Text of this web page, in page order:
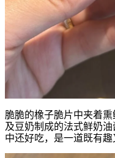
脆脆的橡子脆片中夹着熏
及豆奶制成的法式鲜奶
中还好吃，是一道既有趣